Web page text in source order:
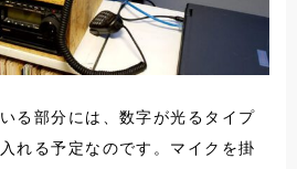
る部分には、数字が光るタイプ
れる予定なのです。マイクを掛